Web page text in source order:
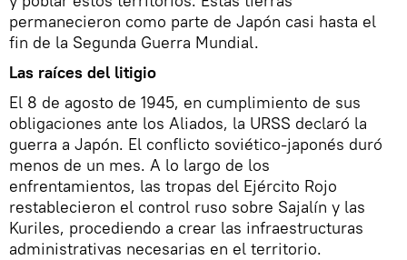
permanecieron como parte de Japón casi hasta el
fin de la Segunda Guerra Mundial.
Las raíces del litigio
El 8 de agosto de 1945, en cumplimiento de sus
obligaciones ante los Aliados, la URSS declaró la
guerra a Japón. El conflicto soviético-japonés duró
menos de un mes. A lo largo de los
enfrentamientos, las tropas del Ejército Rojo
restablecieron el control ruso sobre Sajalín y las
Kuriles, procediendo a crear las infraestructuras
administrativas necesarias en el territorio.